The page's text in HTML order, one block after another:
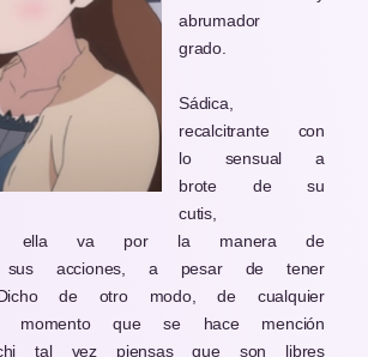
abrumador
grado.
Sádica,
recalcitrante con
lo sensual a
brote de su
cutis,
ella va por la manera de
sus acciones, a pesar de tener
de otro modo, de cualquier
que se hace mención
tal vez piensas que son libres